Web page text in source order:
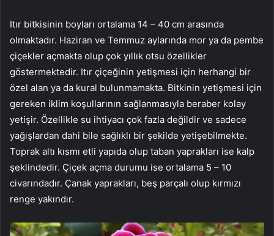
Itır bitkisinin boyları ortalama 14 – 40 cm arasında
olmaktadır. Haziran ve Temmuz aylarında mor ya da pembe
çiçekler açmakta olup çok yıllık otsu özellikler
göstermektedir. Itır çiçeğinin yetişmesi için herhangi bir
özel alan ya da kural bulunmamakta. Bitkinin yetişmesi için
gereken iklim koşullarının sağlanmasıyla beraber kolay
yetişir. Özellikle su ihtiyacı çok fazla değildir ve sadece
yağışlardan dahi bile sağlıklı bir şekilde yetişebilmekte.
Toprak altı kısmı etli yapıda olup taban yaprakları ise kalp
şeklindedir. Çiçek açma durumu ise ortalama 5 – 10
civarındadır. Çanak yaprakları, beş parçalı olup kırmızı
renge yakındır.